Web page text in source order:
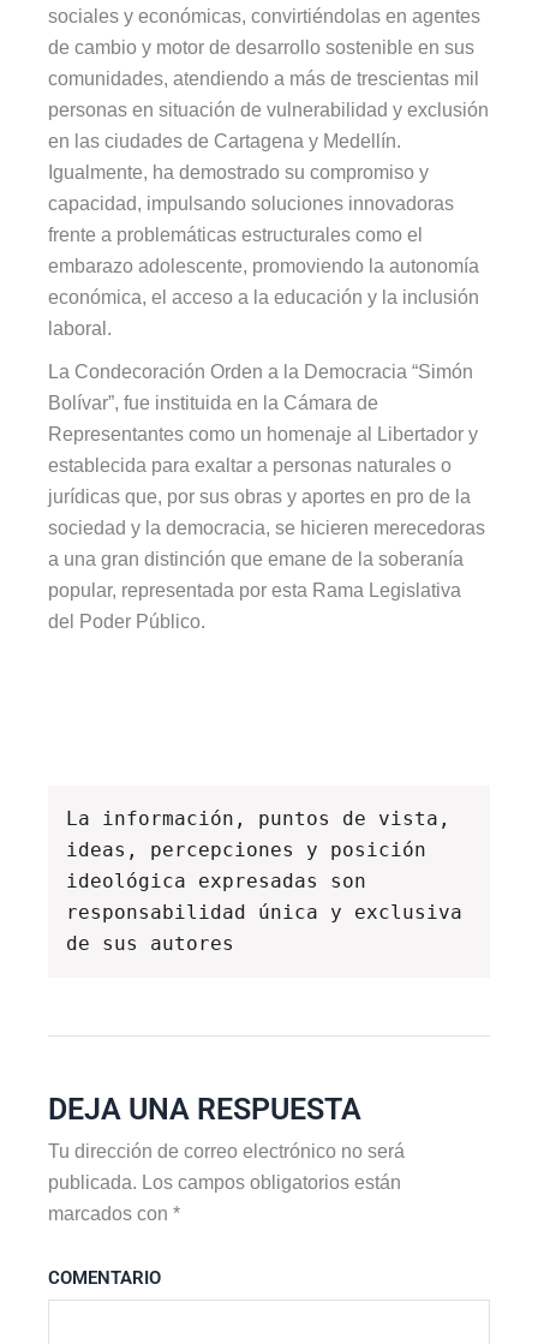
sociales y económicas, convirtiéndolas en agentes
de cambio y motor de desarrollo sostenible en sus
comunidades, atendiendo a más de trescientas mil
personas en situación de vulnerabilidad y exclusión
en las ciudades de Cartagena y Medellín.
Igualmente, ha demostrado su compromiso y
capacidad, impulsando soluciones innovadoras
frente a problemáticas estructurales como el
embarazo adolescente, promoviendo la autonomía
económica, el acceso a la educación y la inclusión
laboral.
La Condecoración Orden a la Democracia “Simón
Bolívar”, fue instituida en la Cámara de
Representantes como un homenaje al Libertador y
establecida para exaltar a personas naturales o
jurídicas que, por sus obras y aportes en pro de la
sociedad y la democracia, se hicieren merecedoras
a una gran distinción que emane de la soberanía
popular, representada por esta Rama Legislativa
del Poder Público.
La información, puntos de vista,
ideas, percepciones y posición
ideológica expresadas son
responsabilidad única y exclusiva
de sus autores
DEJA UNA RESPUESTA
Tu dirección de correo electrónico no será
publicada. Los campos obligatorios están
marcados con*
COMENTARIO